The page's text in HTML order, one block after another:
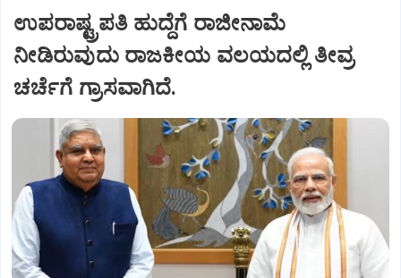
ಉಪರಾಷ್ಟ್ರಪತಿ ಹುದ್ದೆಗೆ ರಾಜೀನಾಮೆ
ನೀಡಿರುವುದು ರಾಜಕೀಯ ವಲಯದಲ್ಲಿ ತೀವ್ರ
ಚರ್ಚೆಗೆ ಗ್ರಾಸವಾಗಿದೆ.